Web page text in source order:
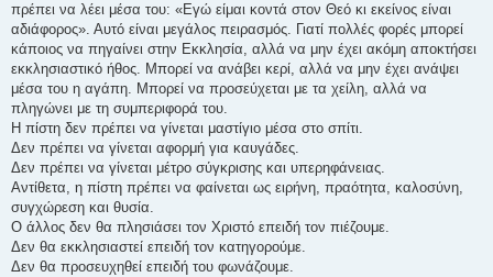
πρέπει να λέει μέσα του: «Εγώ είμαι κοντά στον Θεό κι εκείνος είναι
αδιάφορος». Αυτό είναι μεγάλος πειρασμός. Γιατί πολλές φορές μπορεί
κάποιος να πηγαίνει στην Εκκλησία, αλλά να μην έχει ακόμη αποκτήσει
εκκλησιαστικό ήθος. Μπορεί να ανάβει κερί, αλλά να μην έχει ανάψει
μέσα του η αγάπη. Μπορεί να προσεύχεται με τα χείλη, αλλά να
πληγώνει με τη συμπεριφορά του.
Η πίστη δεν πρέπει να γίνεται μαστίγιο μέσα στο σπίτι.
Δεν πρέπει να γίνεται αφορμή για καυγάδες.
Δεν πρέπει να γίνεται μέτρο σύγκρισης και υπερηφάνειας.
Αντίθετα, η πίστη πρέπει να φαίνεται ως ειρήνη, πραότητα, καλοσύνη,
συγχώρεση και θυσία.
Ο άλλος δεν θα πλησιάσει τον Χριστό επειδή τον πιέζουμε.
Δεν θα εκκλησιαστεί επειδή τον κατηγορούμε.
Δεν θα προσευχηθεί επειδή του φωνάζουμε.